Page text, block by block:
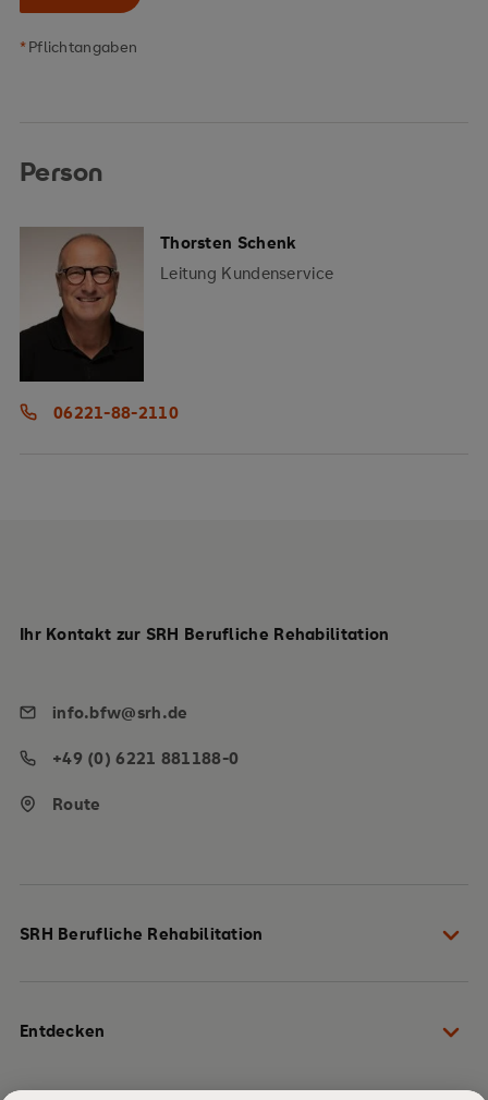
Person
Thorsten Schenk
Leitung Kundenservice
06221-88-2110
SRH Berufliche Rehabilitation
Entdecken
Ihr Kontakt zur SRH Berufliche Rehabilitation
info.bfw@srh.de
+49 (0) 6221 881188-0
Route